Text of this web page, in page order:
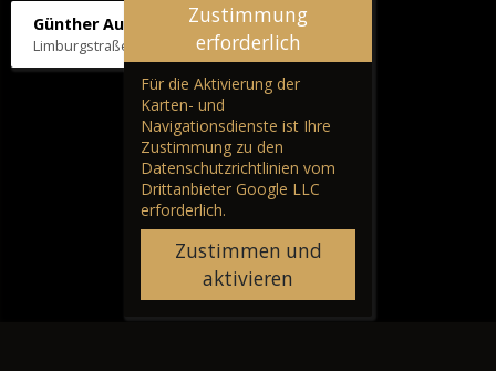
Günther Autos & Service
Limburgstraße 39, 57319 Bad Berleburg
Zustimmung
erforderlich
Für die Aktivierung der
Karten- und
Navigationsdienste ist Ihre
Zustimmung zu den
Datenschutzrichtlinien vom
Drittanbieter Google LLC
erforderlich.
Zustimmen und
aktivieren